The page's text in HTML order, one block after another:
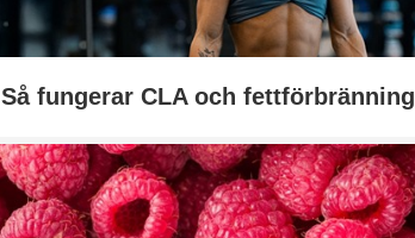
Så fungerar CLA och fettförbränning